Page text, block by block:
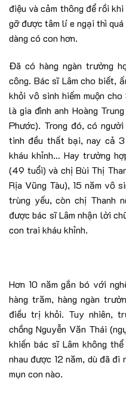
điệu và cảm thông để rồi
gỡ được tâm lí e ngại thì
dàng có con hơn.
Đã có hàng ngàn trường
công. Bác sĩ Lâm cho biết,
khỏi vô sinh hiếm muộn
là gia đình anh Hoàng
Phước). Trong đó, có
tinh đều thất bại, nay cả
kháu khỉnh… Hay trường
(49 tuổi) và chị Bùi Thị
Rịa Vũng Tàu), 15 năm vô
trùng yếu, còn chị Thanh
được bác sĩ Lâm nhận lời
con trai kháu khỉnh.
Hơn 10 năm gắn bó với
hàng trăm, hàng ngàn
điều trị khỏi. Tuy nhiên,
chồng Nguyễn Văn Thái
khiến bác sĩ Lâm không
nhau được 12 năm, dù đã
mụn con nào.